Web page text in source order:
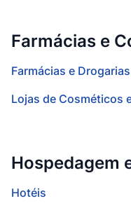
Farmácias e
Farmácias e Drogarias
Lojas de Cosméticos
Hospedagem
Hotéis